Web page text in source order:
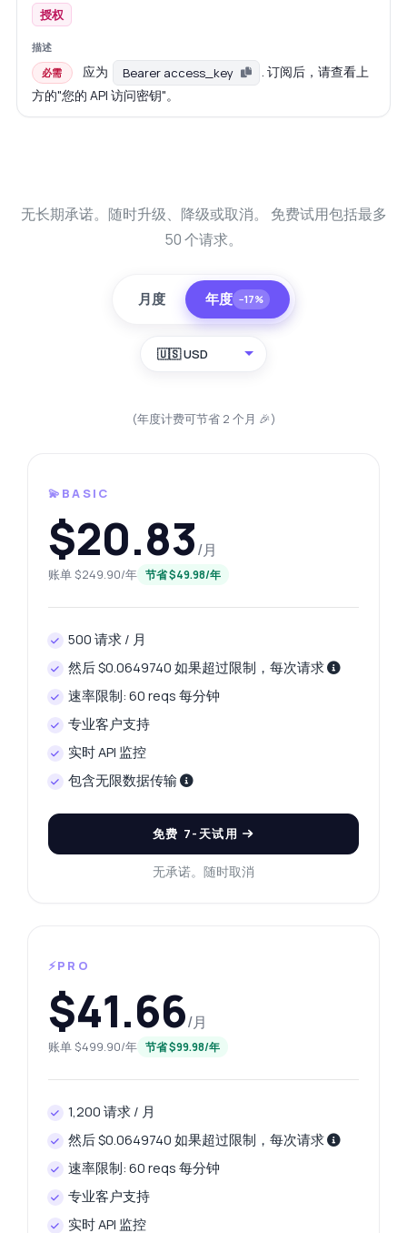
授权
必需 应为 Bearer access_key
. 订阅后，请查看上
方的"您的 API 访问密钥"。
无长期承诺。随时升级、降级或取消。 免费试用包括最多
50 个请求。
月度 年度 −17%
🇺🇸 USD
(年度计费可节省 2 个月 🎉)
💫BASIC
$20.83/月
账单 $249.90/年 节省 $49.98/年
500 请求 / 月
然后 $0.0649740 如果超过限制，每次请求
速率限制: 60 reqs 每分钟
专业客户支持
实时 API 监控
包含无限数据传输
免费 7-天试用
无承诺。随时取消
⚡PRO
$41.66/月
账单 $499.90/年 节省 $99.98/年
1,200 请求 / 月
然后 $0.0649740 如果超过限制，每次请求
速率限制: 60 reqs 每分钟
专业客户支持
实时 API 监控